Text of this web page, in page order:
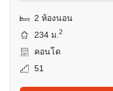
2 ห้องนอน
234 ม.2
คอนโด
51